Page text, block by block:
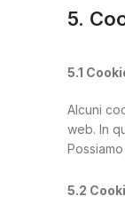
5.
5.1
Alcuni
web. In
5.2